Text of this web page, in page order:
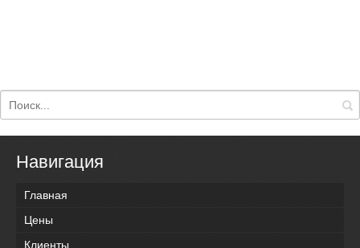
Навигация
Главная
Цены
Клиенты